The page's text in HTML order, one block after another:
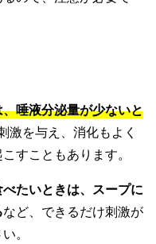
唾液分泌量が少ないと
激を与え、消化もよく
すこともあります。
たいときは、スープに
など、できるだけ刺激が
。